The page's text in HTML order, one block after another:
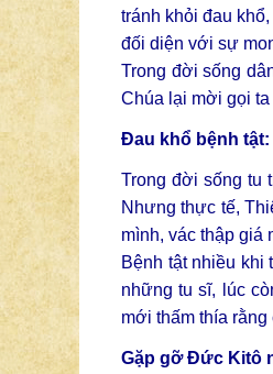
tránh khỏi đau
đối diện với sự
Trong đời sống
Chúa lại mời gọi ta
Đau khổ bệnh
Trong đời sống tu
Nhưng thực tế,
mình, vác thập giá
Bệnh tật nhiều khi
những tu sĩ, lúc
mới thấm thía
Gặp gỡ Đức Kitô